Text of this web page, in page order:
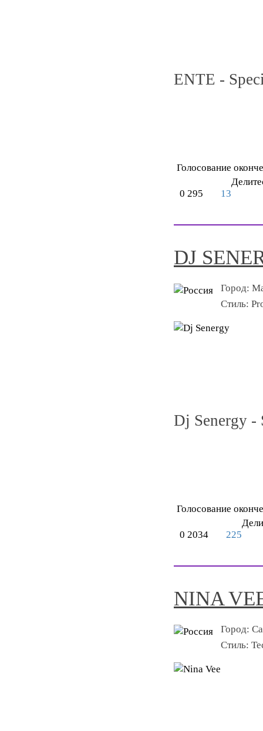
ENTE -
Голосование
13
0 295
DJ
Город:
Стиль:
Dj Senergy -
Голосование
225
0 2034
NINA
Город:
Стиль: